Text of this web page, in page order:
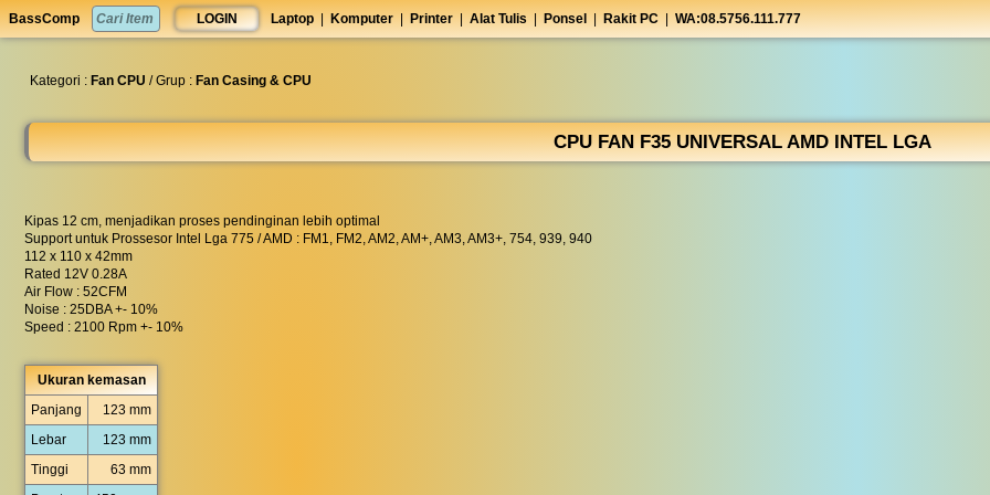
BassComp LOGIN Laptop Komputer Printer Alat Tulis Ponsel Rakit PC WA:08.5756.111.777
anti
lelet
Kategori : Fan CPU / Grup : Fan Casing & CPU
CPU FAN F35 UNIVERSAL AMD INTEL LGA
Kipas 12 cm, menjadikan proses pendinginan lebih optimal
Support untuk Prossesor Intel Lga 775 / AMD : FM1, FM2, AM2, AM+, AM3, AM3+, 754, 939, 940
112 x 110 x 42mm
Rated 12V 0.28A
Air Flow : 52CFM
Noise : 25DBA +- 10%
Speed : 2100 Rpm +- 10%
Ukuran kemasan
Panjang
123 mm
Lebar
123 mm
Tinggi
63 mm